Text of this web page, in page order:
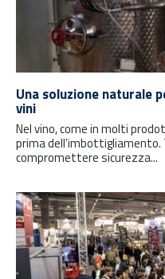
Una soluzione naturale
vini
Nel vino, come in molti
prima dell’imbottigliamento.
compromettere sicurezza...